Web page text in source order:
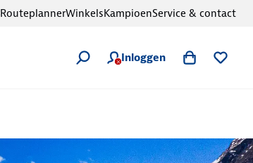
Inloggen
RouteplannerWinkelsKampioenService & contact